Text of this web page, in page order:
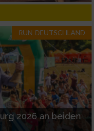
RUN-DEUTSCHLAND
2026 an beiden